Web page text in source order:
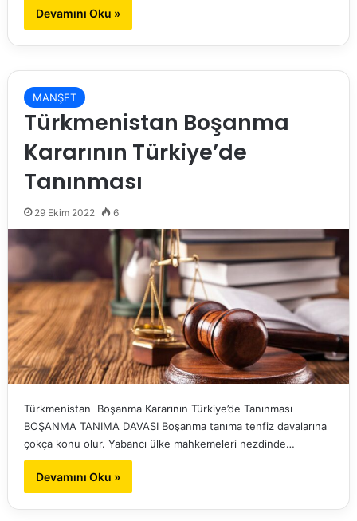
Devamını Oku »
MANŞET
Türkmenistan Boşanma
Kararının Türkiye’de
Tanınması
29 Ekim 2022 6
Türkmenistan Boşanma Kararının Türkiye’de Tanınması
BOŞANMA TANIMA DAVASI Boşanma tanıma tenfiz davalarına
çokça konu olur. Yabancı ülke mahkemeleri nezdinde…
Devamını Oku »